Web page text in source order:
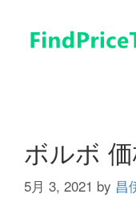
ボルボ
5月 3, 2021 by 昌